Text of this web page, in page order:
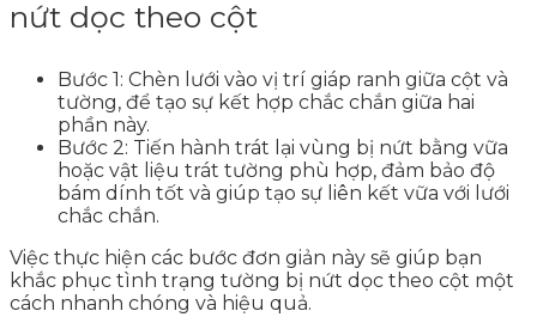
nứt dọc theo cột
Bước 1: Chèn lưới vào vị trí giáp ranh giữa cột và
tường, để tạo sự kết hợp chắc chắn giữa hai
phần này.
Bước 2: Tiến hành trát lại vùng bị nứt bằng vữa
hoặc vật liệu trát tường phù hợp, đảm bảo độ
bám dính tốt và giúp tạo sự liên kết vữa với lưới
chắc chắn.
Việc thực hiện các bước đơn giản này sẽ giúp bạn
khắc phục tình trạng tường bị nứt dọc theo cột một
cách nhanh chóng và hiệu quả.